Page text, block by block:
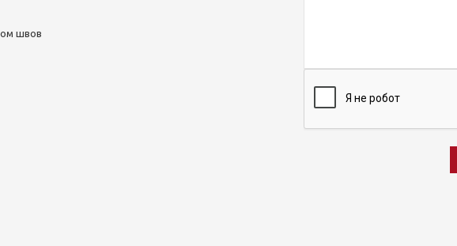
швов